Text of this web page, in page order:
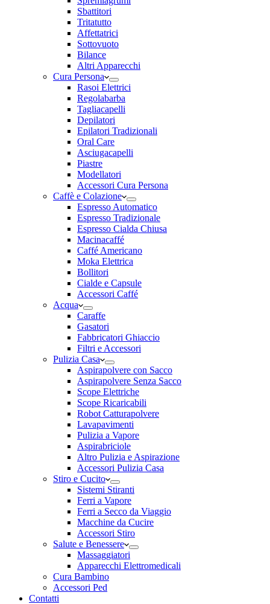
Sbattitori
Tritatutto
Affettatrici
Sottovuoto
Bilance
Altri Apparecchi
Cura Persona
Rasoi Elettrici
Regolabarba
Tagliacapelli
Depilatori
Epilatori Tradizionali
Oral Care
Asciugacapelli
Piastre
Modellatori
Accessori Cura Persona
Caffè e Colazione
Espresso Automatico
Espresso Tradizionale
Espresso Cialda Chiusa
Macinacaffé
Caffé Americano
Moka Elettrica
Bollitori
Cialde e Capsule
Accessori Caffé
Acqua
Caraffe
Gasatori
Fabbricatori Ghiaccio
Filtri e Accessori
Pulizia Casa
Aspirapolvere con Sacco
Aspirapolvere Senza Sacco
Scope Elettriche
Scope Ricaricabili
Robot Catturapolvere
Lavapavimenti
Pulizia a Vapore
Aspirabriciole
Altro Pulizia e Aspirazione
Accessori Pulizia Casa
Stiro e Cucito
Sistemi Stiranti
Ferri a Vapore
Ferri a Secco da Viaggio
Macchine da Cucire
Accessori Stiro
Salute e Benessere
Massaggiatori
Apparecchi Elettromedicali
Cura Bambino
Accessori Ped
Contatti